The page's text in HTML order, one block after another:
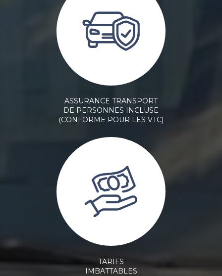
ASSURANCE TRANSPORT
DE PERSONNES INCLUSE
(CONFORME POUR LES VTC)
TARIFS
IMBATTABLES